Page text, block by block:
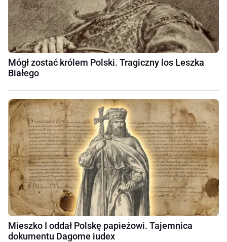
Mógł zostać królem Polski. Tragiczny los Leszka
Białego
Mieszko I oddał Polskę papieżowi. Tajemnica
dokumentu Dagome iudex